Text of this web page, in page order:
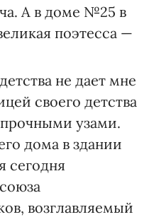
А в доме №25 в
поэтесса —
не дает мне
своего детства
узами.
дома в здании
сегодня
возглавляемый